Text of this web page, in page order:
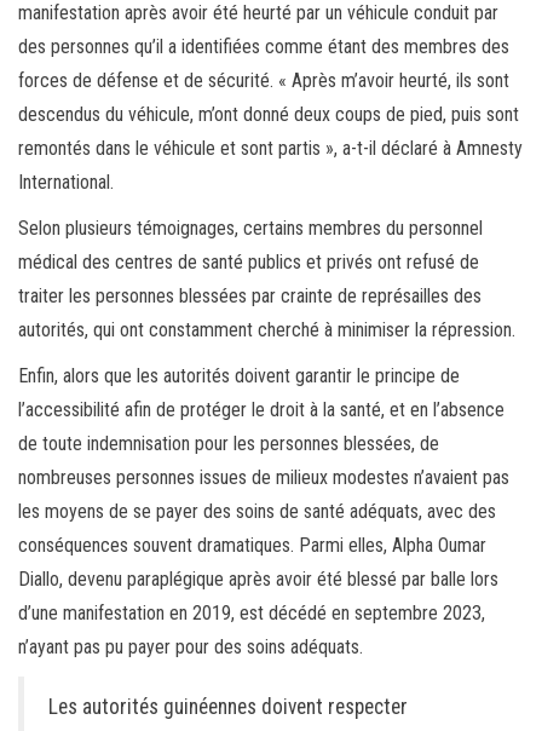
manifestation après avoir été heurté par un véhicule conduit par
des personnes qu’il a identifiées comme étant des membres des
forces de défense et de sécurité. « Après m’avoir heurté, ils sont
descendus du véhicule, m’ont donné deux coups de pied, puis sont
remontés dans le véhicule et sont partis », a-t-il déclaré à Amnesty
International.
Selon plusieurs témoignages, certains membres du personnel
médical des centres de santé publics et privés ont refusé de
traiter les personnes blessées par crainte de représailles des
autorités, qui ont constamment cherché à minimiser la répression.
Enfin, alors que les autorités doivent garantir le principe de
l’accessibilité afin de protéger le droit à la santé, et en l’absence
de toute indemnisation pour les personnes blessées, de
nombreuses personnes issues de milieux modestes n’avaient pas
les moyens de se payer des soins de santé adéquats, avec des
conséquences souvent dramatiques. Parmi elles, Alpha Oumar
Diallo, devenu paraplégique après avoir été blessé par balle lors
d’une manifestation en 2019, est décédé en septembre 2023,
n’ayant pas pu payer pour des soins adéquats.
Les autorités guinéennes doivent respecter